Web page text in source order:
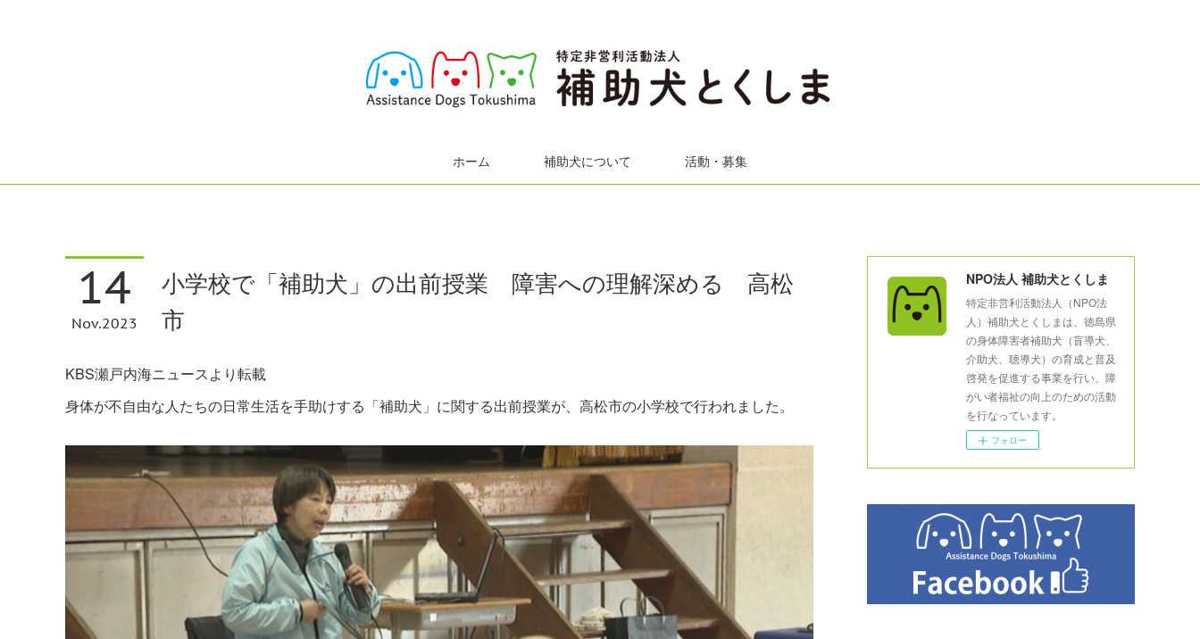
ホーム 補助犬について 活動・募集
14
Nov 2023
小学校で「補助犬」の出前授業 障害への理解深める 高松
市
KBS瀬戸内海ニュースより転載
身体が不自由な人たちの日常生活を手助けする「補助犬」に関する出前授業が、高松市の小学校で行われました。
NPO法人 補助犬とくしま
特定非営利活動法人（NPO法
人）補助犬とくしまは、徳島県
の身体障害者補助犬（盲導犬、
介助犬、聴導犬）の育成と普及
啓発を促進する事業を行い、障
がい者福祉の向上のための活動
を行なっています。
フォロー